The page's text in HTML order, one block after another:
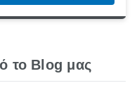
το Blog μας